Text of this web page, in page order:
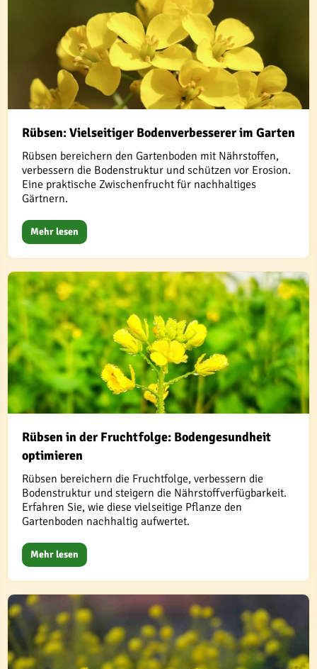
Rübsen: Vielseitiger Bodenverbesserer im Garten
Rübsen bereichern den Gartenboden mit Nährstoffen,
verbessern die Bodenstruktur und schützen vor Erosion.
Eine praktische Zwischenfrucht für nachhaltiges
Gärtnern.
Mehr lesen
Rübsen in der Fruchtfolge: Bodengesundheit
optimieren
Rübsen bereichern die Fruchtfolge, verbessern die
Bodenstruktur und steigern die Nährstoffverfügbarkeit.
Erfahren Sie, wie diese vielseitige Pflanze den
Gartenboden nachhaltig aufwertet.
Mehr lesen